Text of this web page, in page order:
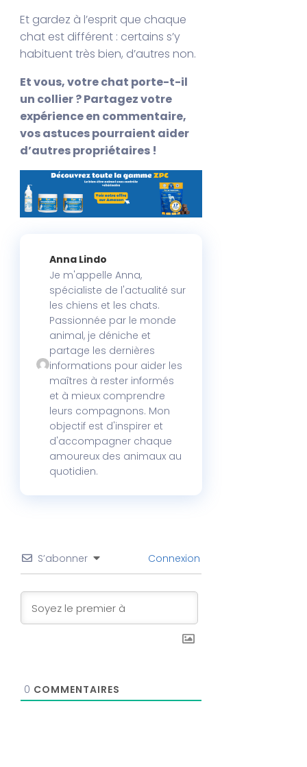
Et gardez à l’esprit que chaque
chat est différent : certains s’y
habituent très bien, d’autres non.
Et vous, votre chat porte-t-il
un collier ? Partagez votre
expérience en commentaire,
vos astuces pourraient aider
d’autres propriétaires !
Anna Lindo
Je m'appelle Anna,
spécialiste de l'actualité sur
les chiens et les chats.
Passionnée par le monde
animal, je déniche et
partage les dernières
informations pour aider les
maîtres à rester informés
et à mieux comprendre
leurs compagnons. Mon
objectif est d'inspirer et
d'accompagner chaque
amoureux des animaux au
quotidien.
S’abonner Connexion
0 COMMENTAIRES